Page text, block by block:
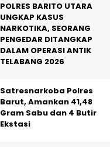
POLRES BARITO UTARA
UNGKAP KASUS
NARKOTIKA, SEORANG
PENGEDAR DITANGKAP
DALAM OPERASI ANTIK
TELABANG 2026
Satresnarkoba Polres
Barut, Amankan 41,48
Gram Sabu dan 4 Butir
Ekstasi